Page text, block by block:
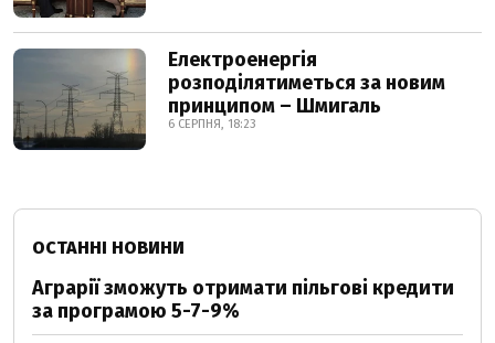
Електроенергія
розподілятиметься за новим
принципом – Шмигаль
6 СЕРПНЯ, 18:23
ОСТАННІ НОВИНИ
Аграрії зможуть отримати пільгові кредити
за програмою 5-7-9%